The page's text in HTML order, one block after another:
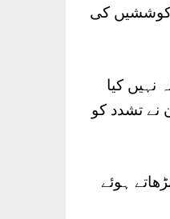
کوششیں کی
نہیں کیا
نے تشدد کو
ہوئے